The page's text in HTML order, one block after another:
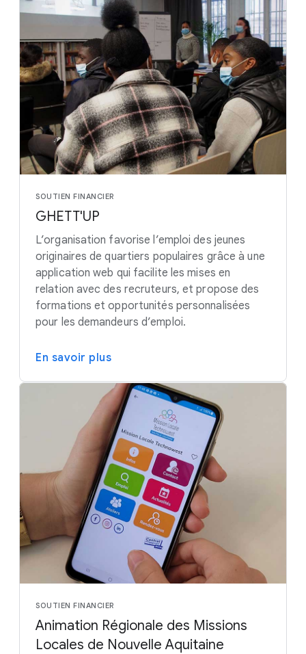
SOUTIEN FINANCIER
GHETT'UP
L’organisation favorise l’emploi des jeunes
originaires de quartiers populaires grâce à une
application web qui facilite les mises en
relation avec des recruteurs, et propose des
formations et opportunités personnalisées
pour les demandeurs d’emploi.
En savoir plus
SOUTIEN FINANCIER
Animation Régionale des Missions
Locales de Nouvelle Aquitaine